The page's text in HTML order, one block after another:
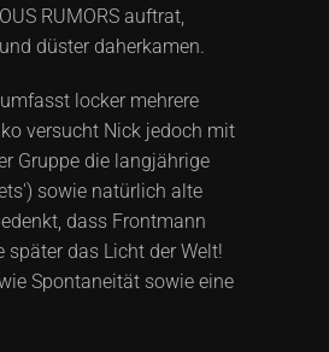
RUMORS auftrat,
düster daherkamen.
locker mehrere
versucht Nick jedoch mit
Gruppe die langjährige
sowie natürlich alte
dass Frontmann
das Licht der Welt!
Spontaneität sowie eine